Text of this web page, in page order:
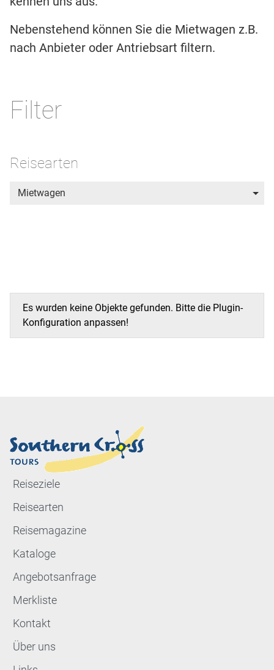
Nebenstehend können Sie die Mietwagen z.B.
nach Anbieter oder Antriebsart filtern.
Filter
Reisearten
Mietwagen
Es wurden keine Objekte gefunden. Bitte die Plugin-
Konfiguration anpassen!
Reiseziele
Reisearten
Reisemagazine
Kataloge
Angebotsanfrage
Merkliste
Kontakt
Über uns